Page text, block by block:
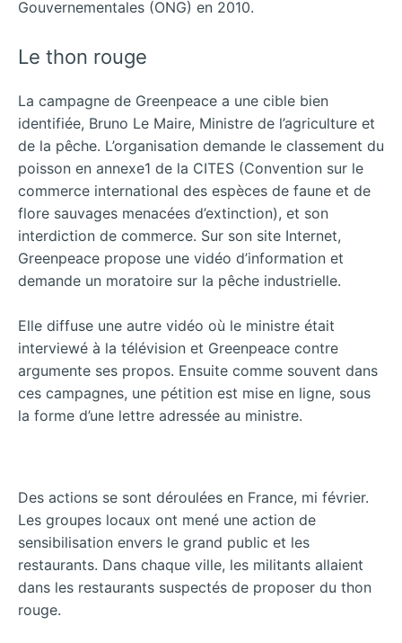
Gouvernementales (ONG) en 2010.
Le thon rouge
La campagne de Greenpeace a une cible bien
identifiée, Bruno Le Maire, Ministre de l’agriculture et
de la pêche. L’organisation demande le classement du
poisson en annexe1 de la CITES (Convention sur le
commerce international des espèces de faune et de
flore sauvages menacées d’extinction), et son
interdiction de commerce. Sur son site Internet,
Greenpeace propose une vidéo d’information et
demande un moratoire sur la pêche industrielle.
Elle diffuse une autre vidéo où le ministre était
interviewé à la télévision et Greenpeace contre
argumente ses propos. Ensuite comme souvent dans
ces campagnes, une pétition est mise en ligne, sous
la forme d’une lettre adressée au ministre.
Des actions se sont déroulées en France, mi février.
Les groupes locaux ont mené une action de
sensibilisation envers le grand public et les
restaurants. Dans chaque ville, les militants allaient
dans les restaurants suspectés de proposer du thon
rouge.